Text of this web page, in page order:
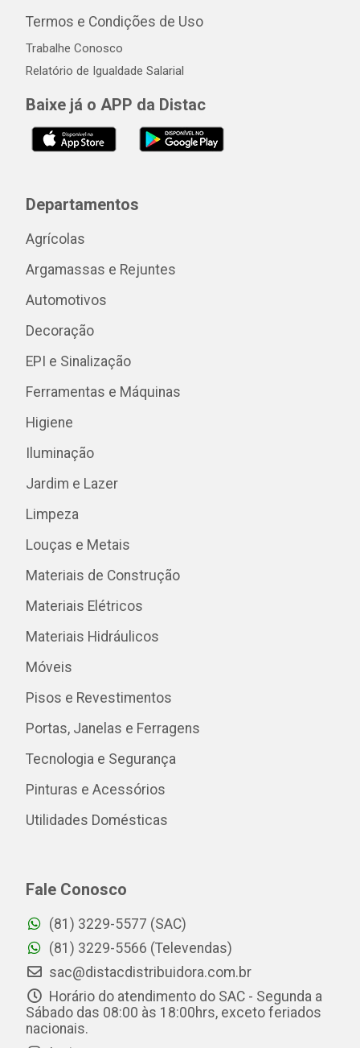
Termos e Condições de Uso
Trabalhe Conosco
Relatório de Igualdade Salarial
Baixe já o APP da Distac
Departamentos
Agrícolas
Argamassas e Rejuntes
Automotivos
Decoração
EPI e Sinalização
Ferramentas e Máquinas
Higiene
Iluminação
Jardim e Lazer
Limpeza
Louças e Metais
Materiais de Construção
Materiais Elétricos
Materiais Hidráulicos
Móveis
Pisos e Revestimentos
Portas, Janelas e Ferragens
Tecnologia e Segurança
Pinturas e Acessórios
Utilidades Domésticas
Fale Conosco
(81) 3229-5577 (SAC)
(81) 3229-5566 (Televendas)
sac@distacdistribuidora.com.br
Horário do atendimento do SAC - Segunda a
Sábado das 08:00 às 18:00hrs, exceto feriados
nacionais.